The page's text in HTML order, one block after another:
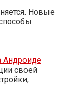
Новые
Андроиде
своей